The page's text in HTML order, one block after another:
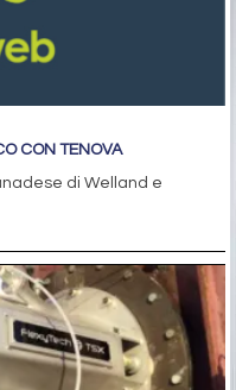
CON TENOVA
di Welland e